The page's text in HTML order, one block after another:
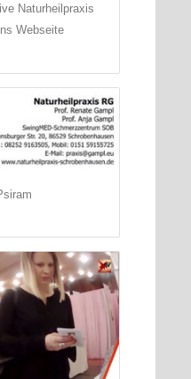
Naturheilpraxis
Webseite